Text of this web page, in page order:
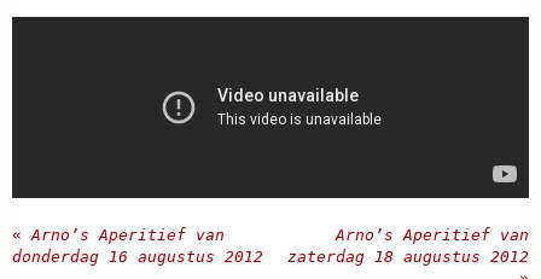
« Arno’s Aperitief van
donderdag 16 augustus 2012
Arno’s Aperitief van
zaterdag 18 augustus 2012